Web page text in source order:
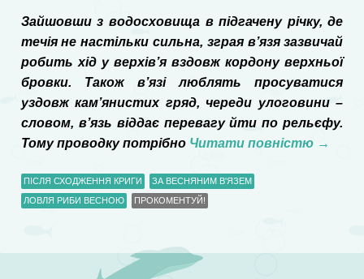
Зайшовши з водосховища в підгачену річку, де
течія не настільки сильна, зграя в’язя зазвичай
робить хід у верхів’я вздовж кордону верхньої
бровки. Також в’язі люблять просуватися
уздовж кам’янистих гряд, череди улоговини –
словом, в’язь віддає перевагу йти по рельєфу.
Тому проводку потрібно Читати повністю →
ПІСЛЯ СХОДЖЕННЯ КРИГИ
ЗА ВЕСНЯНИМ В'ЯЗЕМ
ЛОВЛЯ РИБИ ВЕСНОЮ
ПРОКОМЕНТУЙ!